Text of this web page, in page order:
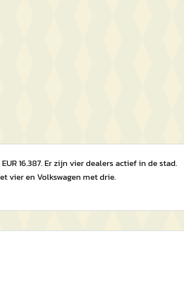
16.387. Er zijn vier dealers actief in de stad.
vier en Volkswagen met drie.